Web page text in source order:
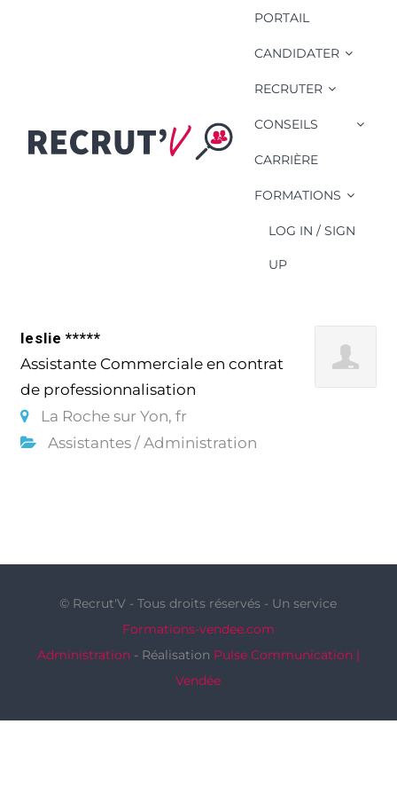
PORTAIL
CANDIDATER
RECRUTER
CONSEILS
CARRIÈRE
FORMATIONS
LOG IN / SIGN
UP
Compétence
Candidat: Relations
fournisseurs
leslie *****
Assistante Commerciale en contrat
de professionnalisation
La Roche sur Yon, fr
Assistantes / Administration
© Recrut'V - Tous droits réservés - Un service
Formations-vendee.com
Administration- Réalisation Pulse Communication |
Vendée